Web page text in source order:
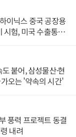
이닉스 중국 공장용
시험, 미국 수출통제
붙어, 삼성물산·현
오는 '약속의 시간'
풍력 프로젝트 동결
내려